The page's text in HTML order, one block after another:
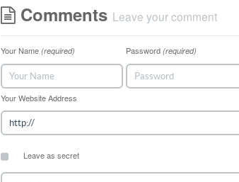
Comments Leave your comment
Your Name (required) Password (required)
Your Website Address
Leave as secret